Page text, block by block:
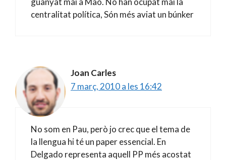
centralitat política, Són més aviat un búnker
Joan Carles
7 març, 2010 a les 16:42
No som en Pau, però jo crec que el tema de
la llengua hi té un paper essencial. En
Delgado representa aquell PP més acostat